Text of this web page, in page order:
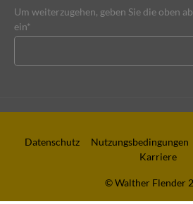
Um weiterzugehen, geben Sie die oben
ein*
© Walther Flender
Datenschutz Nutzungsbedingungen
Karriere